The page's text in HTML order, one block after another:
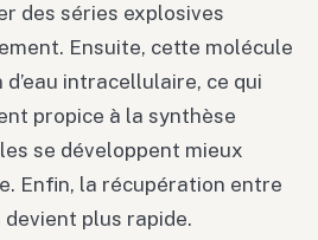
des séries explosives
Ensuite, cette molécule
intracellulaire, ce qui
propice à la synthèse
se développent mieux
Enfin, la récupération entre
plus rapide.